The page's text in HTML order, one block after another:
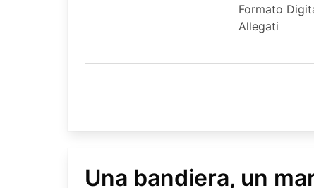
Formato
Allegati
Una bandiera, un